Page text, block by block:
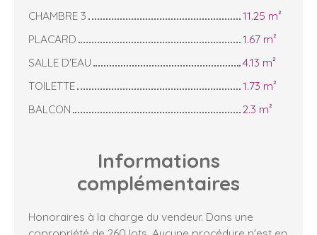
CHAMBRE 3
11.25 m²
PLACARD
1.67 m²
SALLE D'EAU
4.13 m²
TOILETTE
1.73 m²
BALCON
2.3 m²
Informations
complémentaires
Honoraires à la charge du vendeur. Dans une